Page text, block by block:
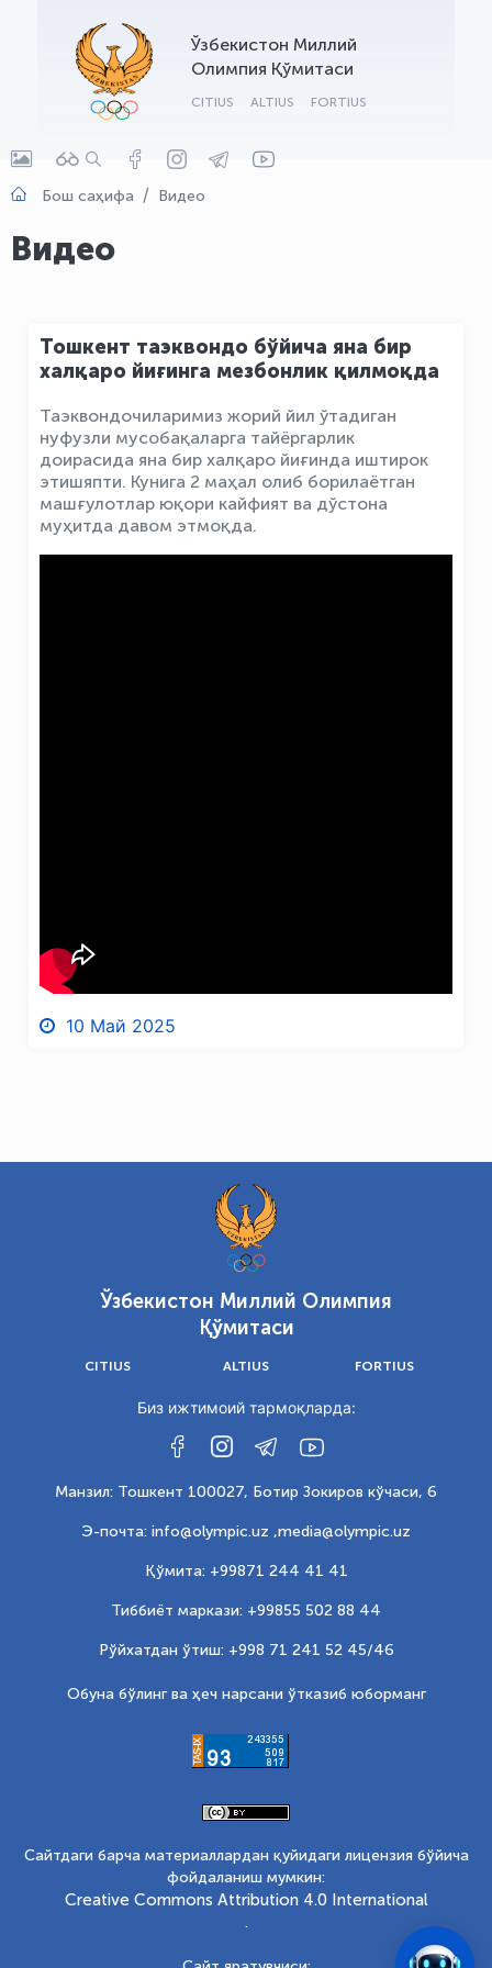
Ўзбекистон Миллий
Олимпия Қўмитаси
CITIUS ALTIUS FORTIUS
Бош саҳифа Видео
Видео
Тошкент таэквондо бўйича яна бир
халқаро йиғинга мезбонлик қилмоқда
Таэквондочиларимиз жорий йил ўтадиган
нуфузли мусобақаларга тайёргарлик
доирасида яна бир халқаро йиғинда иштирок
этишяпти. Кунига 2 маҳал олиб борилаётган
машғулотлар юқори кайфият ва дўстона
муҳитда давом этмоқда.
10 Май 2025
Ўзбекистон Миллий Олимпия
Қўмитаси
CITIUS ALTIUS FORTIUS
Биз ижтимоий тармоқларда:
Манзил: Тошкент 100027, Ботир Зокиров кўчаси, 6
Э-почта: info@olympic.uz ,media@olympic.uz
Қўмита: +99871 244 41 41
Тиббиёт маркази: +99855 502 88 44
Рўйхатдан ўтиш: +998 71 241 52 45/46
Обуна бўлинг ва ҳеч нарсани ўтказиб юборманг
Сайтдаги барча материаллардан қуйидаги лицензия бўйича
фойдаланиш мумкин:
Creative Commons Attribution 4.0 International
.
OLYMPCHIK AI - yordamchi
Онлайн · olympic.uz